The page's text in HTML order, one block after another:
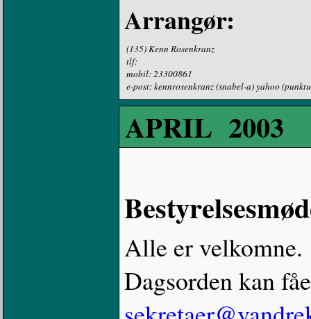
Arrangør:
(135) Kenn Rosenkranz
tlf:
mobil: 23300861
e-post: kennrosenkranz (snabel-a) yahoo
APRIL 2003
Alle er velkomne.
Dagsorden kan